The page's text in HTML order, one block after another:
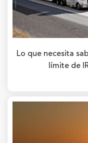
Lo que necesita
límite de